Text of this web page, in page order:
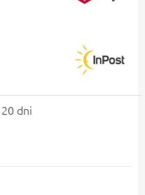
dni